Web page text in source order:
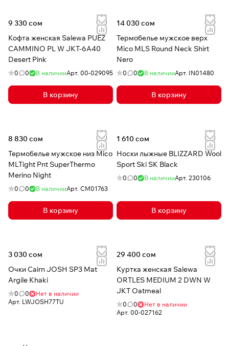
9 330 сом
Кофта женская Salewa PUEZ
CAMMINO PL W JKT-6A40
Desert Pink
0 0 В наличииАрт. 00-029095
В корзину
14 030 сом
Термобелье мужское верх
Mico MLS Round Neck Shirt
Nero
0 0 В наличииАрт. IN01480
В корзину
8 830 сом
Термобелье мужское низ Mico
MLTight Pnt SuperThermo
Merino Night
0 0 В наличииАрт. CM01763
В корзину
1 610 сом
Носки лыжные BLIZZARD Wool
Sport Ski SK Black
0 0 В наличииАрт. 230106
В корзину
3 030 сом
Очки Cairn JOSH SP3 Mat
Argile Khaki
0 0
Нет в наличии
Арт. LWJOSH77TU
29 400 сом
Куртка женская Salewa
ORTLES MEDIUM 2 DWN W
JKT Oatmeal
0 0
Нет в наличии
Арт. 00-027162